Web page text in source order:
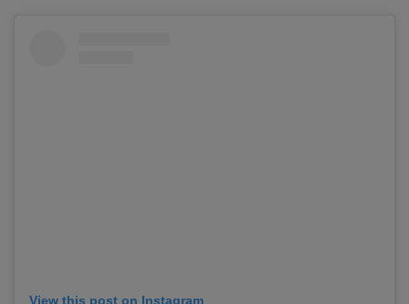
View this post on Instagram